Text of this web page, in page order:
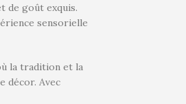
de goût exquis.
sensorielle
la tradition et la
décor. Avec